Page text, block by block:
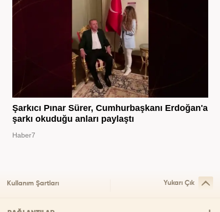
Şarkıcı Pınar Sürer, Cumhurbaşkanı Erdoğan'a
şarkı okuduğu anları paylaştı
Haber7
Kullanım Şartları Yukarı Çık